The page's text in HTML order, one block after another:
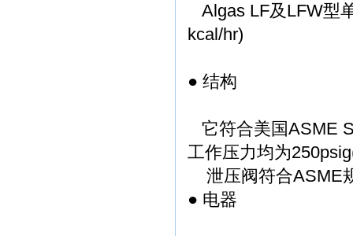
Algas LF及LFW型
kcal/hr)
● 结构
它符合美国ASME
工作压力均为
泄压阀符合ASME
● 电器